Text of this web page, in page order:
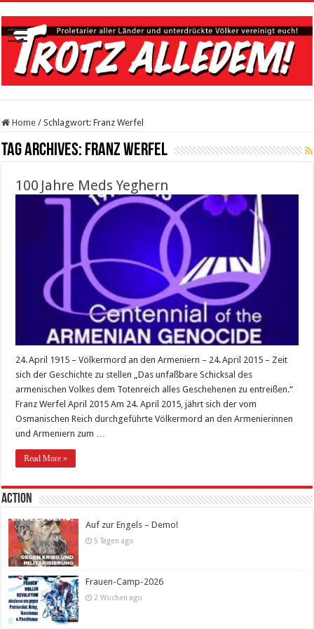
Home / Schlagwort:Franz Werfel
Tag Archives: Franz Werfel
100 Jahre Meds Yeghern
24. April 1915 – Völkermord an den Armeniern – 24. April 2015 – Zeit
sich der Geschichte zu stellen „Das unfaßbare Schicksal des
armenischen Volkes dem Totenreich alles Geschehenen zu entreißen.“
Franz Werfel April 2015 Am 24. April 2015, jährt sich der vom
Osmanischen Reich durchgeführte Völkermord an den Armenier­innen
und Armeniern zum …
Read More »
Action
Auf zur Engels – Demo!
5 Tagen ago
Frauen-Camp-2026
2 Wochen ago